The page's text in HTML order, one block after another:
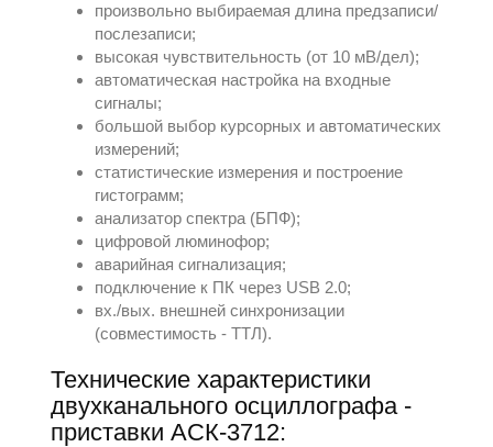
произвольно выбираемая длина предзаписи/
послезаписи;
высокая чувствительность (от 10 мВ/дел);
автоматическая настройка на входные
сигналы;
большой выбор курсорных и автоматических
измерений;
статистические измерения и построение
гистограмм;
анализатор спектра (БПФ);
цифровой люминофор;
аварийная сигнализация;
подключение к ПК через USB 2.0;
вх./вых. внешней синхронизации
(совместимость - ТТЛ).
Технические характеристики
двухканального осциллографа -
приставки АСК-3712: